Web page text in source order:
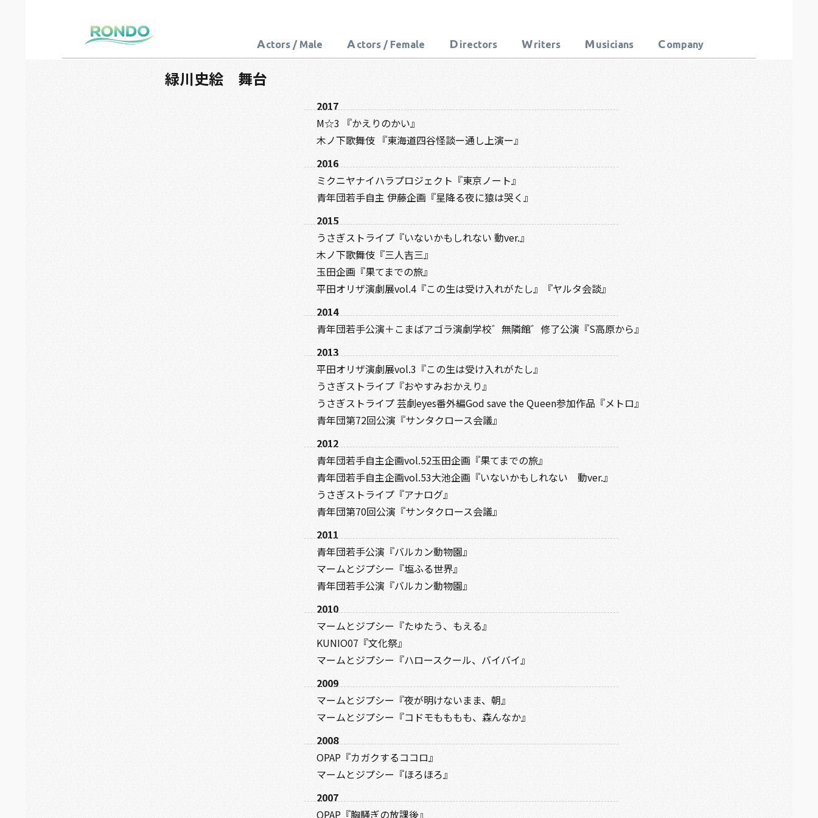
ロンド
芸能プロダクション
Actors / Male A ctors / Female D irectors Writers M usicians Company
緑川史絵 舞台
2017
M☆3 『かえりのかい』
木ノ下歌舞伎 『東海道四谷怪談ー通し上演ー』
2016
ミクニヤナイハラプロジェクト『東京ノート』
青年団若手自主 伊藤企画『星降る夜に猿は哭く』
2015
うさぎストライプ『いないかもしれない 動ver.』
木ノ下歌舞伎『三人吉三』
玉田企画『果てまでの旅』
平田オリザ演劇展vol.4『この生は受け入れがたし』『ヤルタ会談』
2014
青年団若手公演＋こまばアゴラ演劇学校゛無隣館゛修了公演『S高原から』
2013
平田オリザ演劇展vol.3『この生は受け入れがたし』
うさぎストライプ『おやすみおかえり』
うさぎストライプ 芸劇eyes番外編God save the Queen参加作品『メトロ』
青年団第72回公演『サンタクロース会議』
2012
青年団若手自主企画vol.52玉田企画『果てまでの旅』
青年団若手自主企画vol.53大池企画『いないかもしれない 動ver.』
うさぎストライプ『アナログ』
青年団第70回公演『サンタクロース会議』
2011
青年団若手公演『バルカン動物園』
マームとジプシー『塩ふる世界』
青年団若手公演『バルカン動物園』
2010
マームとジプシー『たゆたう、もえる』
KUNIO07『文化祭』
マームとジプシー『ハロースクール、バイバイ』
2009
マームとジプシー『夜が明けないまま、朝』
マームとジプシー『コドモもももも、森んなか』
2008
OPAP『カガクするココロ』
マームとジプシー『ほろほろ』
2007
OPAP『胸騒ぎの放課後』